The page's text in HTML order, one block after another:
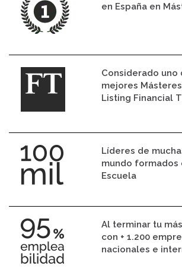
en España en
Considerado uno
mejores
Listing Financial
Líderes de
mundo formados
Escuela
Al terminar tu
con + 1.200
nacionales e